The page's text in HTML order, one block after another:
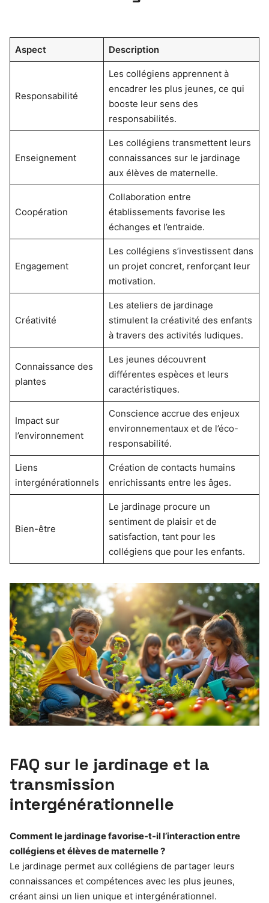
Aspect Description
Responsabilité
Les collégiens apprennent à
encadrer les plus jeunes, ce qui
booste leur sens des
responsabilités.
Enseignement
Les collégiens transmettent leurs
connaissances sur le jardinage
aux élèves de maternelle.
Coopération
Collaboration entre
établissements favorise les
échanges et l’entraide.
Engagement
Les collégiens s’investissent dans
un projet concret, renforçant leur
motivation.
Créativité
Les ateliers de jardinage
stimulent la créativité des enfants
à travers des activités ludiques.
Connaissance des
plantes
Les jeunes découvrent
différentes espèces et leurs
caractéristiques.
Impact sur
l’environnement
Conscience accrue des enjeux
environnementaux et de l’éco-
responsabilité.
Liens
intergénérationnels
Création de contacts humains
enrichissants entre les âges.
Bien-être
Le jardinage procure un
sentiment de plaisir et de
satisfaction, tant pour les
collégiens que pour les enfants.
FAQ sur le jardinage et la
transmission
intergénérationnelle
Comment le jardinage favorise-t-il l’interaction entre
collégiens et élèves de maternelle ?
Le jardinage permet aux collégiens de partager leurs
connaissances et compétences avec les plus jeunes,
créant ainsi un lien unique et intergénérationnel.